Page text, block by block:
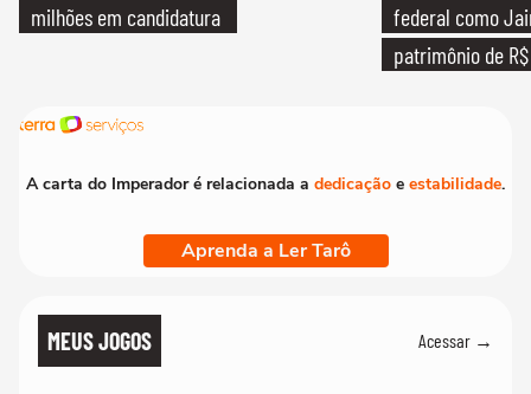
milhões em candidatura
federal como
patrimônio de
A carta do Imperador é relacionada a dedicação e estabilidade.
Aprenda a Ler Tarô
MEUS JOGOS Acessar →